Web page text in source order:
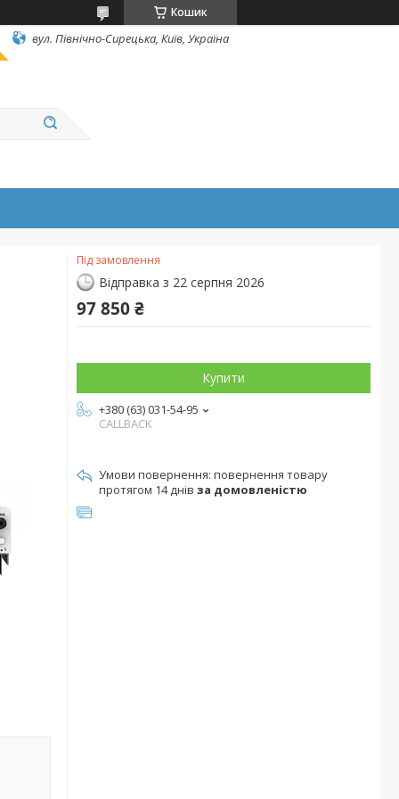
Кошик
вул. Північно-Сирецька, Київ, Україна
Під замовлення
Відправка з 22 серпня 2026
97 850 ₴
Купити
+380 (63) 031-54-95
CALLBACK
повернення товару
протягом 14 днів за домовленістю